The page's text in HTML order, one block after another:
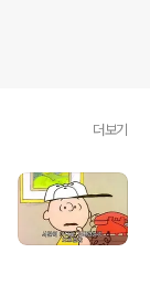
더보기